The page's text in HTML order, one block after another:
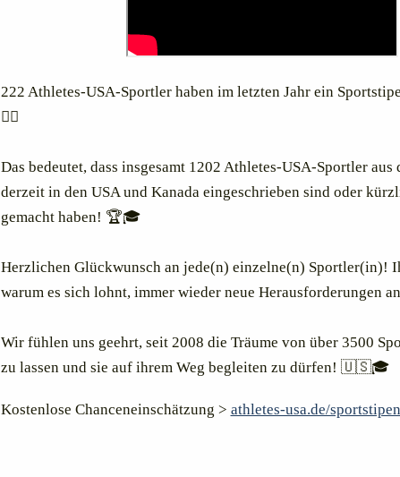
222 Athletes-USA-Sportler haben im letzten Jahr ein
✅🥳
Das bedeutet, dass insgesamt 1202 Athletes-USA-Sportler aus
derzeit in den USA und Kanada eingeschrieben sind oder
gemacht haben! 🏆🎓
Herzlichen Glückwunsch an jede(n) einzelne(n) Sportler(in)!
warum es sich lohnt, immer wieder neue Herausforderungen
Wir fühlen uns geehrt, seit 2008 die Träume von über 3500
zu lassen und sie auf ihrem Weg begleiten zu dürfen! 🇺🇸🎓
Kostenlose Chanceneinschätzung > athletes-usa.de/